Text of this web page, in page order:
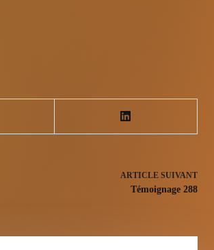
ARTICLESUIVANT
Témoignage 288